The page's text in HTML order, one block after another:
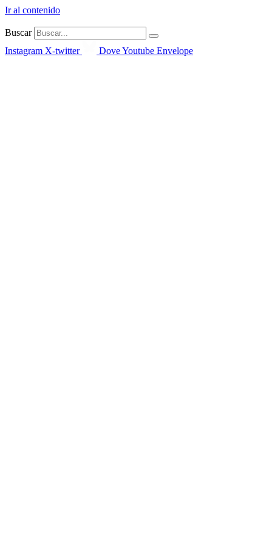
Ir al contenido
Buscar
Instagram X-twitter DoveYoutube Envelope